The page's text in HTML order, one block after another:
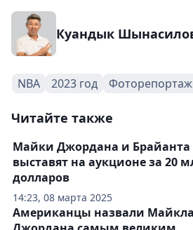
Куандык
NBA 2023 год
Читайте также
14:23, 08 марта 2025
Майки Джордана и Брайанта
выставят на аукционе за 20
долларов
Американцы назвали Майкла